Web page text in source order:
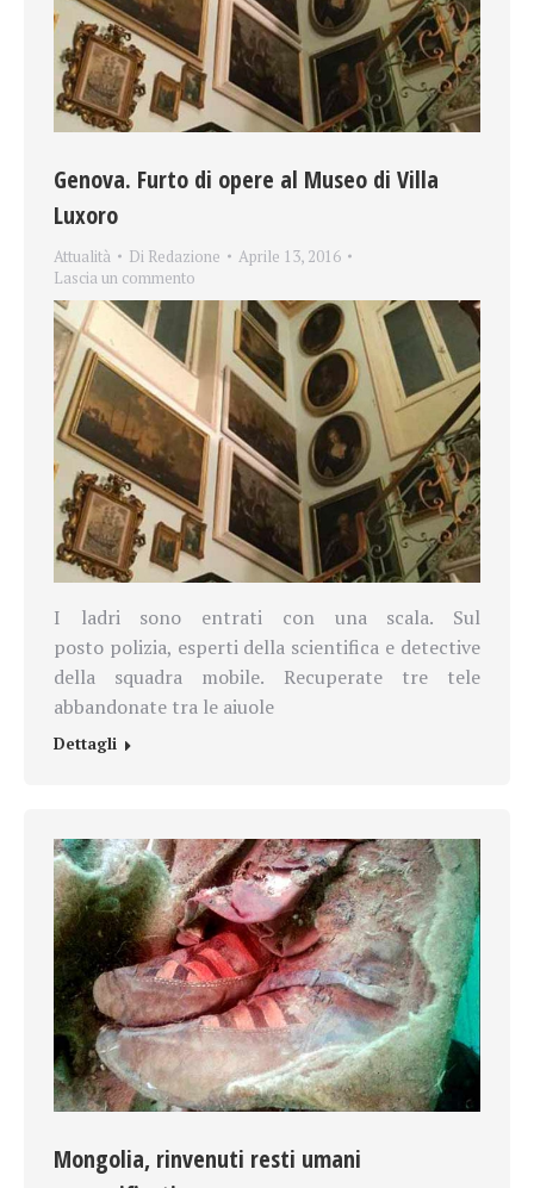
Genova. Furto di opere al Museo di Villa
Luxoro
Attualità Di Redazione
Aprile 13, 2016
Lascia un commento
I ladri sono entrati con una scala. Sul
posto polizia, esperti della scientifica e detective
della squadra mobile. Recuperate tre tele
abbandonate tra le aiuole
Dettagli
Mongolia, rinvenuti resti umani